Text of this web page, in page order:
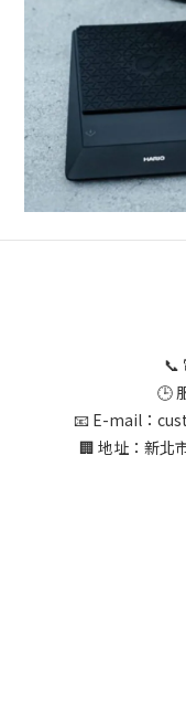
📞
🕒
📧 E-mail：
🏢 地址：新北